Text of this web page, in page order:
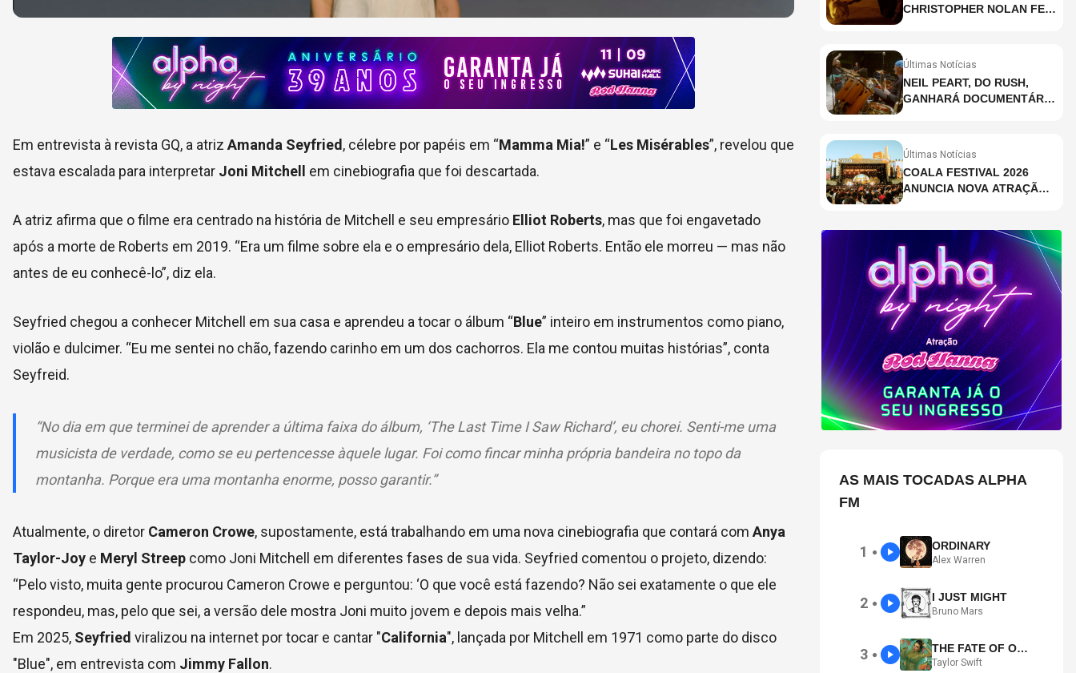
Em entrevista à revista GQ, a atriz Amanda Seyfried, célebre por papéis em “Mamma Mia!” e “Les Misérables”, revelou que
estava escalada para interpretar Joni Mitchell em cinebiografia que foi descartada.
A atriz afirma que o filme era centrado na história de Mitchell e seu empresário Elliot Roberts, mas que foi engavetado
após a morte de Roberts em 2019. “Era um filme sobre ela e o empresário dela, Elliot Roberts. Então ele morreu — mas não
antes de eu conhecê-lo”, diz ela.
Seyfried chegou a conhecer Mitchell em sua casa e aprendeu a tocar o álbum “Blue” inteiro em instrumentos como piano,
violão e dulcimer. “Eu me sentei no chão, fazendo carinho em um dos cachorros. Ela me contou muitas histórias”, conta
Seyfreid.
“No dia em que terminei de aprender a última faixa do álbum, ‘The Last Time I Saw Richard’, eu chorei. Senti-me uma
musicista de verdade, como se eu pertencesse àquele lugar. Foi como fincar minha própria bandeira no topo da
montanha. Porque era uma montanha enorme, posso garantir.”
Atualmente, o diretor Cameron Crowe, supostamente, está trabalhando em uma nova cinebiografia que contará com Anya
Taylor-Joy e Meryl Streep como Joni Mitchell em diferentes fases de sua vida. Seyfried comentou o projeto, dizendo:
“Pelo visto, muita gente procurou Cameron Crowe e perguntou: ‘O que você está fazendo? Não sei exatamente o que ele
respondeu, mas, pelo que sei, a versão dele mostra Joni muito jovem e depois mais velha.”
Em 2025, Seyfried viralizou na internet por tocar e cantar "California", lançada por Mitchell em 1971 como parte do disco
"Blue", em entrevista com Jimmy Fallon.
CHRISTOPHER NOLAN FEZ
IMAX E O QUE ISSO
Últimas Notícias
NEIL PEART, DO RUSH,
GANHARÁ DOCUMENTÁRIO
SMITH, STEWART
CAREY
Últimas Notícias
COALA FESTIVAL 2026
ANUNCIA NOVA ATRAÇÃO;
AS MAIS TOCADAS ALPHA
FM
1 ● ORDINARY
Alex Warren
2 ● I JUST MIGHT
Bruno Mars
3 ● THE FATE OF OPHELIA
Taylor Swift